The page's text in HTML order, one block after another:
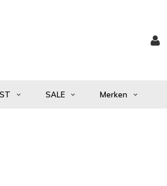
SALE Merken